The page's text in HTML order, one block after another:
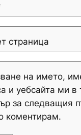
страница
на името,
и уебсайта ми в
за следващия
коментирам.